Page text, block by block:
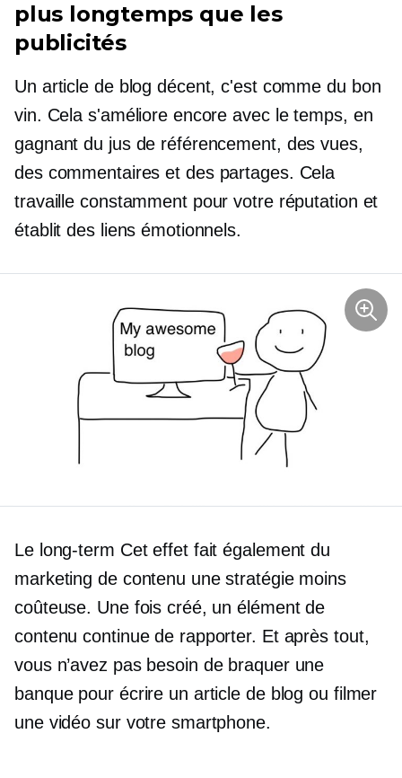
plus longtemps que les
publicités
Un article de blog décent, c'est comme du bon
vin. Cela s'améliore encore avec le temps, en
gagnant du jus de référencement, des vues,
des commentaires et des partages. Cela
travaille constamment pour votre réputation et
établit des liens émotionnels.
Le long-term Cet effet fait également du
marketing de contenu une stratégie moins
coûteuse. Une fois créé, un élément de
contenu continue de rapporter. Et après tout,
vous n’avez pas besoin de braquer une
banque pour écrire un article de blog ou filmer
une vidéo sur votre smartphone.